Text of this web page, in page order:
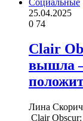
25.04.2025
0 74
Clair
вышла
Лина
Clair